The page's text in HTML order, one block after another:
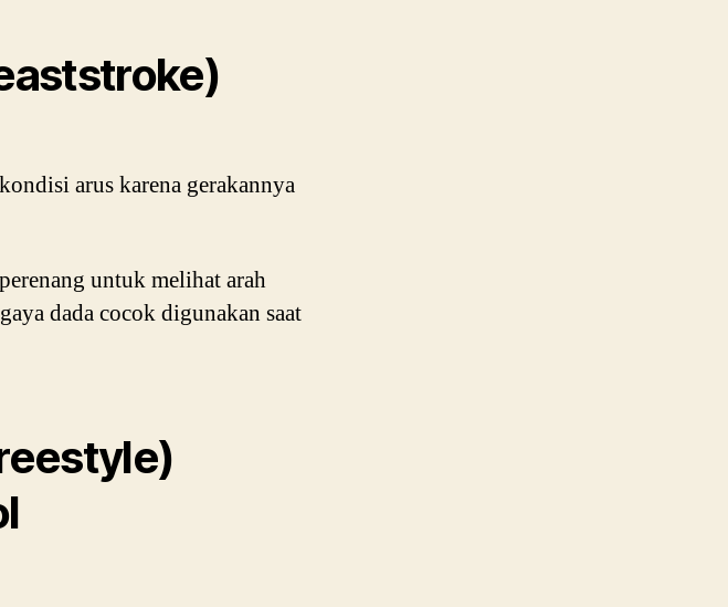
arus karena gerakannya
untuk melihat arah
dada cocok digunakan saat